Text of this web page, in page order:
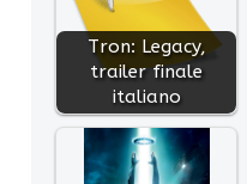
Tron: Legacy,
trailer finale
italiano